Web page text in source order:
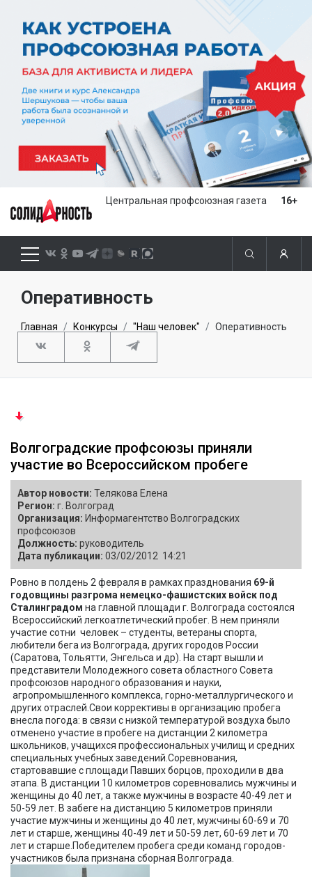
Центральная профсоюзная газета 16+
Оперативность
Главная Конкурсы "Наш человек" Оперативность
Волгоградские профсоюзы приняли
участие во Всероссийском пробеге
Автор новости: Телякова Елена
Регион: г. Волгоград
Организация: Информагентство Волгоградских
профсоюзов
Должность: руководитель
Дата публикации: 03/02/2012 14:21
Ровно в полдень 2 февраля в рамках празднования 69-й
годовщины разгрома немецко-фашистских войск под
Сталинградом на главной площади г. Волгограда состоялся
Всероссийский легкоатлетический пробег. В нем приняли
участие сотни человек – студенты, ветераны спорта,
любители бега из Волгограда, других городов России
(Саратова, Тольятти, Энгельса и др). На старт вышли и
представители Молодежного совета областного Совета
профсоюзов народного образования и науки,
агропромышленного комплекса, горно-металлургического и
других отраслей.Свои коррективы в организацию пробега
внесла погода: в связи с низкой температурой воздуха было
отменено участие в пробеге на дистанции 2 километра
школьников, учащихся профессиональных училищ и средних
специальных учебных заведений.Соревнования,
стартовавшие с площади Павших борцов, проходили в два
этапа. В дистанции 10 километров соревновались мужчины и
женщины до 40 лет, а также мужчины в возрасте 40-49 лет и
50-59 лет. В забеге на дистанцию 5 километров приняли
участие мужчины и женщины до 40 лет, мужчины 60-69 и 70
лет и старше, женщины 40-49 лет и 50-59 лет, 60-69 лет и 70
лет и старше.Победителем пробега среди команд городов-
участников была признана сборная Волгограда.